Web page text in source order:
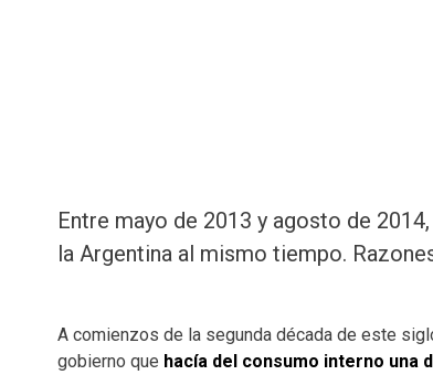
Entre mayo de 2013 y agosto de
la Argentina al mismo tiempo.
A comienzos de la segunda década de este
gobierno que hacía del consumo interno una